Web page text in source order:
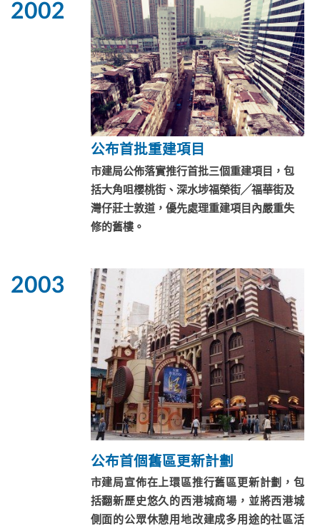
公布首批重建項目
市建局公佈落實推行首批三個重建項目，包
括大角咀櫻桃街、深水埗福榮街╱福華街及
灣仔莊士敦道，優先處理重建項目內嚴重失
修的舊樓。​
2002
2003
公布首個舊區更新計劃
市建局宣佈在上環區推行舊區更新計劃，包
括翻新歷史悠久的西港城商場，並將西港城
側面的公眾休憩用地改建成多用途的社區活